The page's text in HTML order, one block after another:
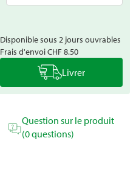
Disponible sous 2 jours ouvrables
Frais d'envoiCHF 8.50
Livrer
Question sur le produit
(0 questions)